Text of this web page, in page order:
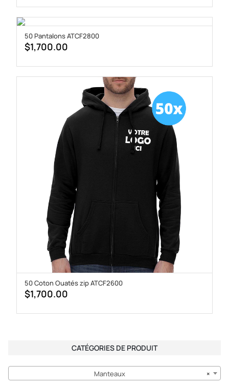
50 Pantalons ATCF2800
$1,700.00
50 Coton Ouatés zip ATCF2600
$1,700.00
CATÉGORIES DE PRODUIT
×
Manteaux